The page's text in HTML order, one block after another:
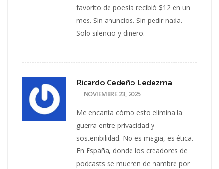
favorito de poesía recibió $12 en un
mes. Sin anuncios. Sin pedir nada.
Solo silencio y dinero.
Ricardo Cedeño Ledezma
NOVIEMBRE 23, 2025
Me encanta cómo esto elimina la
guerra entre privacidad y
sostenibilidad. No es magia, es ética.
En España, donde los creadores de
podcasts se mueren de hambre por